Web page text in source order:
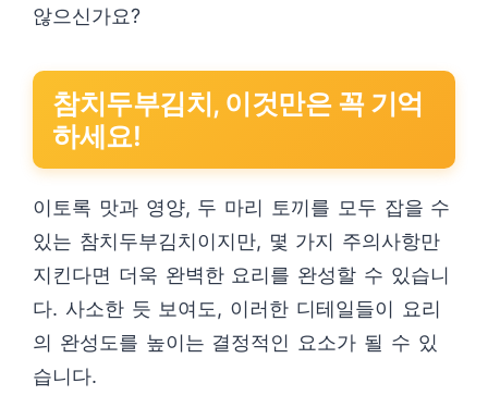
않으신가요?
참치두부김치, 이것만은 꼭 기억
하세요!
이토록 맛과 영양, 두 마리 토끼를 모두 잡을 수
있는 참치두부김치이지만, 몇 가지 주의사항만
지킨다면 더욱 완벽한 요리를 완성할 수 있습니
다. 사소한 듯 보여도, 이러한 디테일들이 요리
의 완성도를 높이는 결정적인 요소가 될 수 있
습니다.